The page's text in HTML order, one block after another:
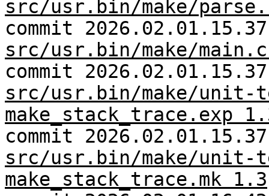
src/usr.bin/make/
commit
src/usr.bin/make/
commit
src/usr.bin/make/unit-
make_stack_trace.exp
commit
src/usr.bin/make/unit-
make_stack_trace.mk 1.3